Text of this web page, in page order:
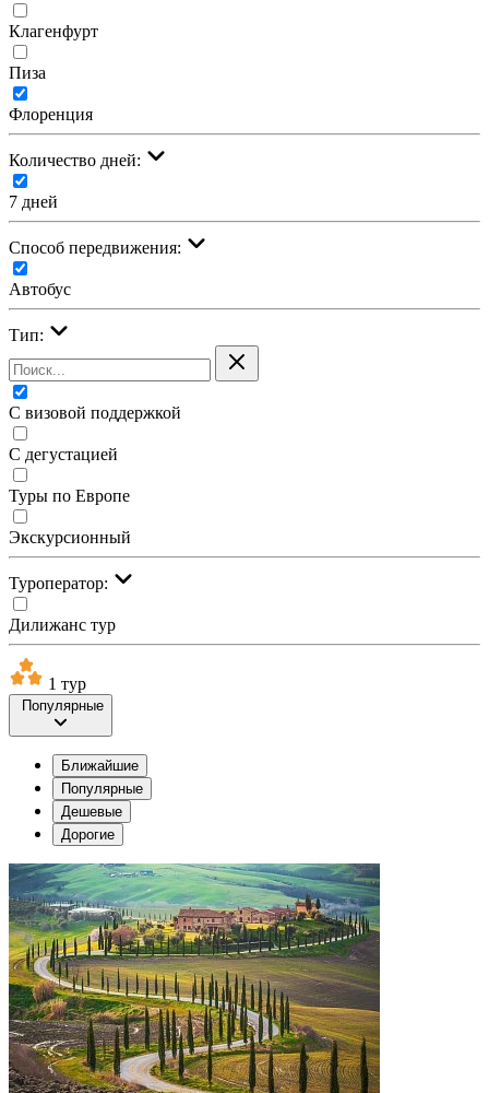
Клагенфурт
Пиза
Флоренция
Количество дней:
7 дней
Cпособ передвижения:
Автобус
Тип:
С визовой поддержкой
С дегустацией
Туры по Европе
Экскурсионный
Туроператор:
Дилижанс тур
1 тур
Популярные
Ближайшие
Популярные
Дешевые
Дорогие